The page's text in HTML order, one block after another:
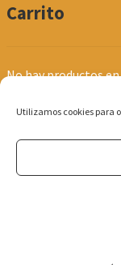
Utilizamos cookies para
Carrito
No hay productos
© Produpel |